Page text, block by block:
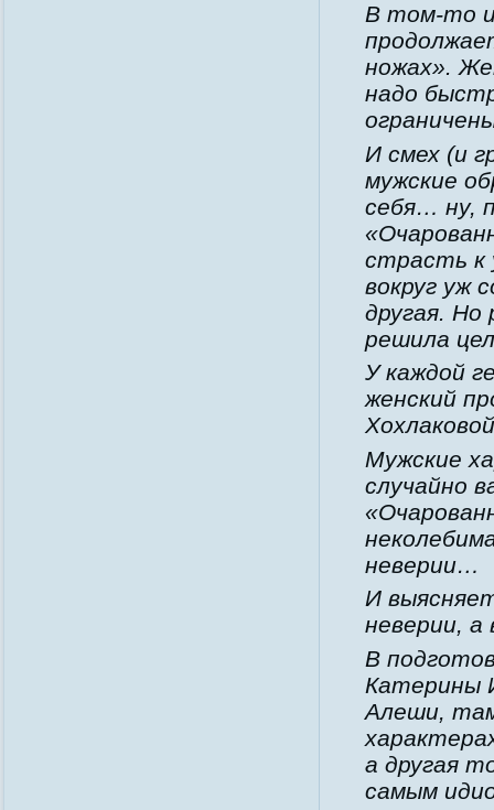
В том-то и
ножах».
надо
И смех (и
мужские
себя… ну,
страсть к
вокруг уж
другая. Но
решила
У каждой
женский
Мужские
случайно
неверии…
И
неверии,
В
Катерины
Алеши,
а другая
самым